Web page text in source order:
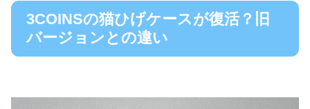
3COINSの猫ひげケースが復活？旧
バージョンとの違い